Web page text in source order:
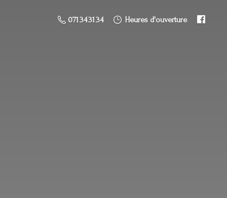
071 34 31 34 Heures d'ouverture